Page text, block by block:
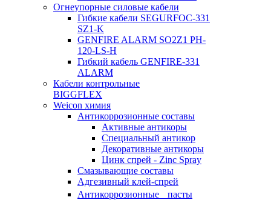
Огнеупорные силовые кабели
Гибкие кабели SEGURFOC-331
SZ1-K
GENFIRE ALARM SO2Z1 PH-
120-LS-H
Гибкий кабель GENFIRE-331
ALARM
Кабели контрольные
BIGGFLEX
Weicon химия
Антикоррозионные составы
Активные антикоры
Специальный антикор
Декоративные антикоры
Цинк спрей - Zinc Spray
Смазывающие составы
Адгезивный клей-спрей
Антикоррозионные пасты